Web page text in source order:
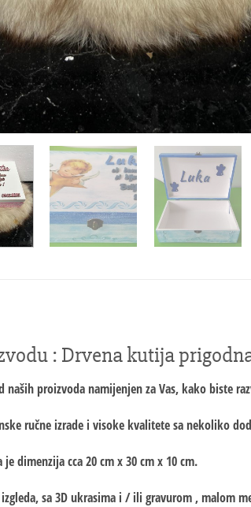
: Drvena kutija
naših proizvoda namijenjen za Vas, kako biste
ručne izrade i visoke kvalitete sa nekoliko
dimenzija cca 20 cm x 30 cm x 10 cm.
izgleda, sa 3D ukrasima i / ili gravurom , malom